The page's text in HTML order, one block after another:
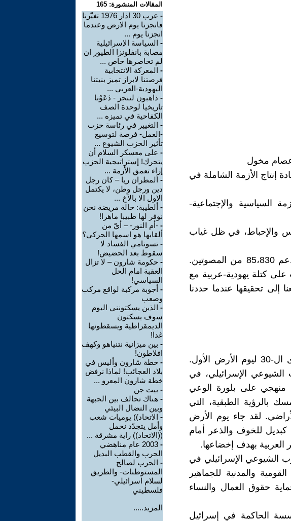
عصام مخول
إنتاج الأزمة الشاملة في
من الأزمة السياسية والإجتماعية-
والإحباط، في ظل غياب
في العد النهائي لنتائج التصويت، حصلت الجبهة على دعم 85،830 من المصوتين.
على كتلة يهودية-عربية مع
إلى تحقيقها عندما حددنا
لقد جرت الإنتخابات للكنيست يومين فقط قبل الذكرى ال-30 ليوم الأرض الأول.
الشيوعي الإسرائيلي، في
منهجي على بلورة الوعي
بالرؤية الطبقية، التي
لقد جاء يوم الأرض
كبديل للخوف والذعر أمام
العربية بهدف إخضاعها.
الشيوعي الإسرائيلي في
والمدنية للجماهير
حقوق العمال والنساء
الحاكمة في إسرائيل
المقالات المنشورة: 165
-
عرب 30 اذار 1976 تغيّرنا
فانجزنا يوم الارض وعندما
انجزنا يوم ...
- السياسة الإسرائيلية
مصابة بانفلونزا الطيور ان
لم تحاصرها حاص ...
- المعركة الانتخابية
فرصتنا لابراز تميز بنيتنا
اليهودية-العربي ...
- ذاهبون لننجز - دَعَوْنا
تاريخيا لوحدة الصف
الكفاحية في تميزه ...
- التغيير في رئاسة حزب
-العمل- فرصة لتوسيع
تأثير الحزب الشيوع ...
- على معسكر السلام أن
يتحرك! إستراتيجية الحزب
إزاء تعمق الأزمة ...
- ألمطران ريا – كان رجل
دين ورجل وطن، لا يكتمل
الاول الا بالآخ ...
- ألطيبة: حالة مريضة نحن
نوفر لها طبيبا ماهرا!
- -أم النور- – أيّ من
ألقابها هو اسمها الحركي؟
- تسونامي الفساد لا
سقوط بعد الحضيض!
- حكومة شارون – لا تزال
العقبة امام الحل
السياسي!
- أجوبة مركبة لواقع مركب
وصعب
- الذين يسكتونني اليوم
سوف يسكتون
الديمقراطية ويسقطونها
غدا!
- بين ميزانية نتنياهو وكهف
افلاطون!
- خطة شارون وأليس في
بلاد العجائب! لماذا نرفض
خطة شارون المعرو ...
- بيت جن
- هناك تحالف بين الجبهة
وبين النضال البيئي
- الاتحاد)) يوميات شعب
وأمل يتجدّد نحمل
((الاتحاد)) راية مشرقة ...
-
2003 عام مناهضي
الحرب والقطب البديل
- الحرب لصالح
المستوطنات- والطريق
لسلام اسرائيلي-
فلسطيني
المزيد.....